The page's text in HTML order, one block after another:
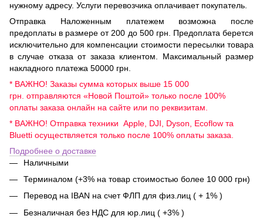
нужному адресу. Услуги перевозчика оплачивает покупатель.
Отправка Наложенным платежем возможна после
предоплаты в размере от 200 до 500 грн. Предоплата берется
исключительно для компенсации стоимости пересылки товара
в случае отказа от заказа клиентом. Максимальный размер
накладного платежа 50000 грн.
* ВАЖНО! Заказы сумма которых выше 15 000
грн. отправляются «Новой Поштой» только после 100%
оплаты заказа онлайн на сайте или по реквизитам.
* ВАЖНО! Отправка техники Apple, DJI, Dyson, Ecoflow та
Bluetti осуществляется только после 100% оплаты заказа.
Подробнее о доставке
Наличными
Терминалом (+3% на товар стоимостью более 10 000 грн)
Перевод на IBAN на счет ФЛП для физ.лиц ( + 1% )
Безналичная без НДС для юр.лиц ( +3% )